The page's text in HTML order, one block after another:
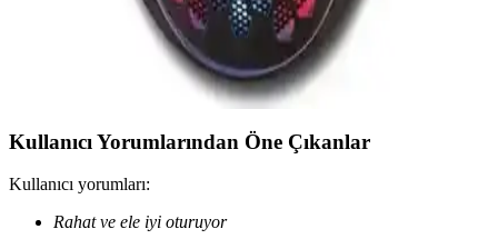
Lunatic Sparrow 6400 DPI RGB LED'li oyuncu mouse, ergonomik
tasarımı, özelleştirilebilir tuşları ve gelişmiş sensör teknolojisiyle
rekabetçi oyunlarda üstün performans sağlar.
Kullanıcı Yorumlarından Öne Çıkanlar
Kullanıcı yorumları:
Rahat ve ele iyi oturuyor